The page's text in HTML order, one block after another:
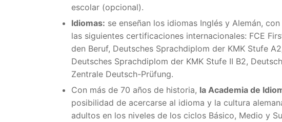
escolar (opcional).
Idiomas: se enseñan los idiomas Inglés y Alemán,
las siguientes certificaciones internacionales: FCE
den Beruf, Deutsches Sprachdiplom der KMK Stufe
Deutsches Sprachdiplom der KMK Stufe II B2,
Zentrale Deutsch-Prüfung.
Con más de 70 años de historia, la Academia de
posibilidad de acercarse al idioma y la cultura
adultos en los niveles de los ciclos Básico, Medio y